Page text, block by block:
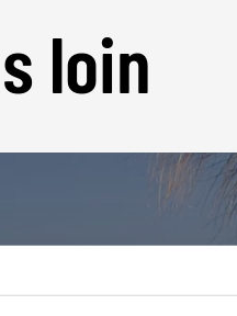
loin